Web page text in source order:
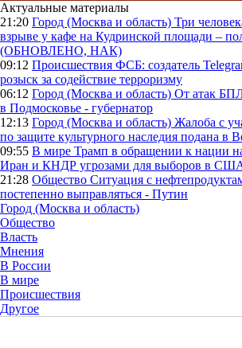
Актуальные материалы
21:20 Город (Москва и область) Три
взрыве у кафе на Кудринской площади –
(ОБНОВЛЕНО, НАК)
09:12 Происшествия ФСБ: создатель
розыск за содействие терроризму
06:12 Город (Москва и область) От атак
в Подмосковье - губернатор
12:13 Город (Москва и область) Жалоба с
по защите культурного наследия подана в
09:55 В мире Трамп в обращении к нации
Иран и КНДР угрозами для выборов в
21:28 Общество Ситуация с
постепенно выправляться - Путин
Город (Москва и область)
Общество
Власть
Мнения
В России
В мире
Происшествия
Другое